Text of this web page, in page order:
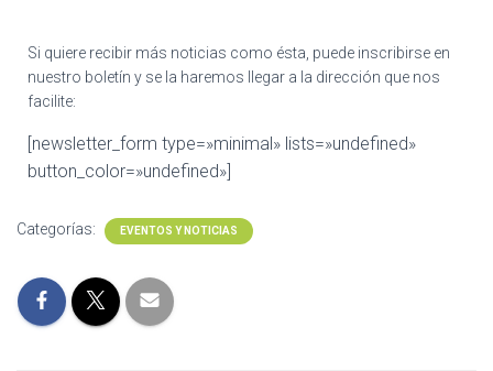
Si quiere recibir más noticias como ésta, puede inscribirse en
nuestro boletín y se la haremos llegar a la dirección que nos
facilite:
[newsletter_form type=»minimal» lists=»undefined»
button_color=»undefined»]
Categorías: EVENTOS Y NOTICIAS